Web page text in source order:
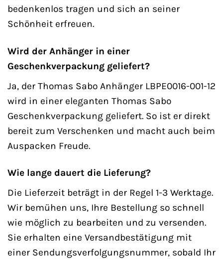
bedenkenlos tragen und sich an seiner
Schönheit erfreuen.
Wird der Anhänger in einer
Geschenkverpackung geliefert?
Ja, der Thomas Sabo Anhänger LBPE0016-001-12
wird in einer eleganten Thomas Sabo
Geschenkverpackung geliefert. So ist er direkt
bereit zum Verschenken und macht auch beim
Auspacken Freude.
Wie lange dauert die Lieferung?
Die Lieferzeit beträgt in der Regel 1-3 Werktage.
Wir bemühen uns, Ihre Bestellung so schnell
wie möglich zu bearbeiten und zu versenden.
Sie erhalten eine Versandbestätigung mit
einer Sendungsverfolgungsnummer, sobald Ihr